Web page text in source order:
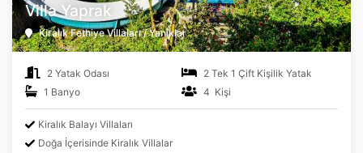
Villa Yaprak
Kiralık Fethiye Villaları / Yanıklar
2 Yatak Odası
2 Tek 1 Çift Kişilik Yatak
1 Banyo
4 Kişi
Kiralık Balayı Villaları
Doğa İçerisinde Kiralık Villalar